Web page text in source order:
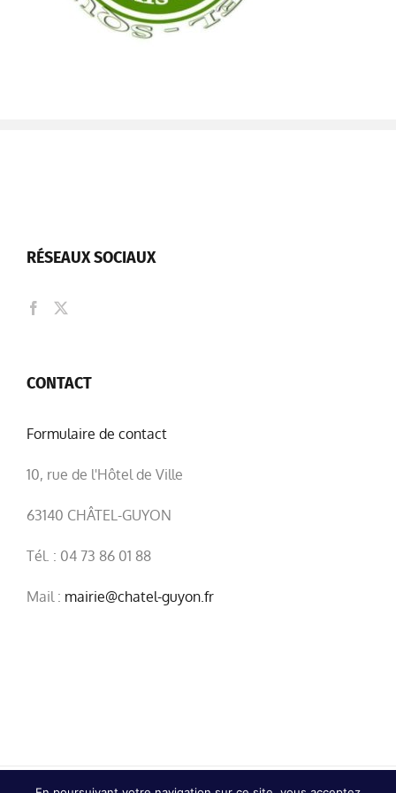
RÉSEAUX SOCIAUX
CONTACT
Formulaire de contact
10, rue de l'Hôtel de Ville
63140 CHÂTEL-GUYON
Tél. : 04 73 86 01 88
Mail : mairie@chatel-guyon.fr